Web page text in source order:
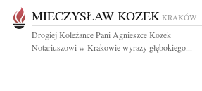
MIECZYSŁAW KOZEK KRAKÓW
Drogiej Koleżance Pani Agnieszce Kozek
Notariuszowi w Krakowie wyrazy głębokiego...